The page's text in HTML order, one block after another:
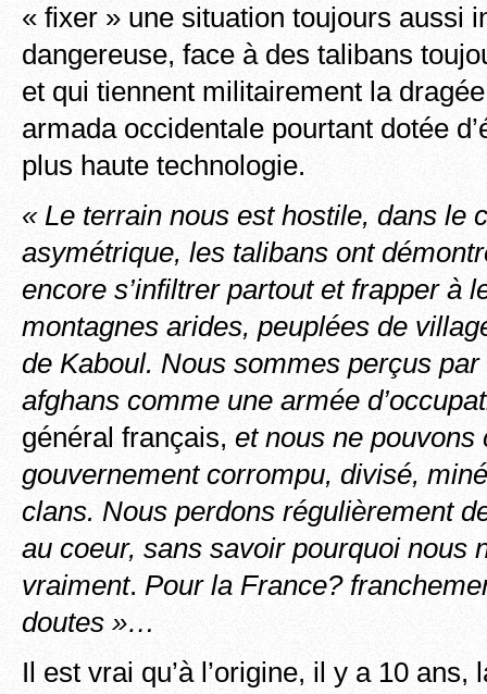
« fixer » une situation toujours aussi
dangereuse, face à des talibans
et qui tiennent militairement la
armada occidentale pourtant dotée
plus haute technologie.
« Le terrain nous est hostile, dans le
asymétrique, les talibans ont
encore s’infiltrer partout et frapper à
montagnes arides, peuplées de
de Kaboul. Nous sommes perçus
afghans comme une armée
général français, et nous ne pouvons
gouvernement corrompu, divisé,
clans. Nous perdons régulièrement
au coeur, sans savoir pourquoi nous
vraiment. Pour la France?
doutes »…
Il est vrai qu’à l’origine, il y a 10 ans,